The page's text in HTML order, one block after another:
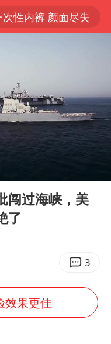
性内裤 颜面尽失
珙县发生3.4级地震
灾或由烟头引起
网约车司机充电时猝死保险拒赔
中国父女泰国骑摩托车坠崖1死1伤
致远被查
袭击贯穿浙江
全体市民书》
会取消
算比赛气定神闲
陕西柞水泥石流已致2死 仍有1人失联
纳33年后重逢
闯过海峡，美
了
3
效果更佳